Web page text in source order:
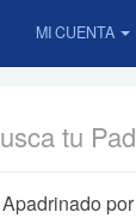
MI CUENTA
tu